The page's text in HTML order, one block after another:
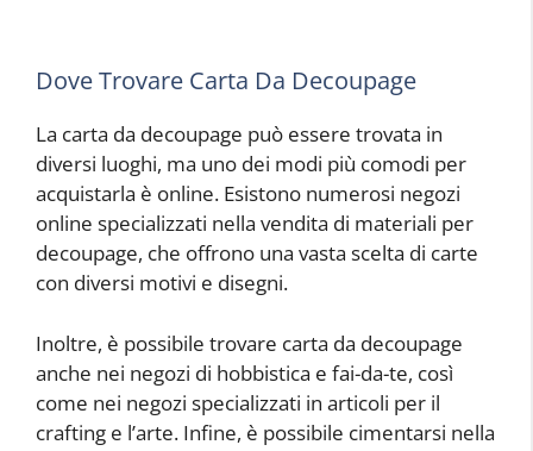
Dove Trovare Carta Da Decoupage
La carta da decoupage può essere trovata in
diversi luoghi, ma uno dei modi più comodi per
acquistarla è online. Esistono numerosi negozi
online specializzati nella vendita di materiali per
decoupage, che offrono una vasta scelta di carte
con diversi motivi e disegni.
Inoltre, è possibile trovare carta da decoupage
anche nei negozi di hobbistica e fai-da-te, così
come nei negozi specializzati in articoli per il
crafting e l’arte. Infine, è possibile cimentarsi nella